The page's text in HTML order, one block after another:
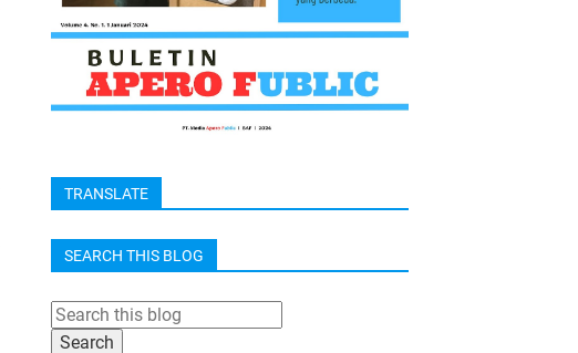
TRANSLATE
SEARCH THIS BLOG